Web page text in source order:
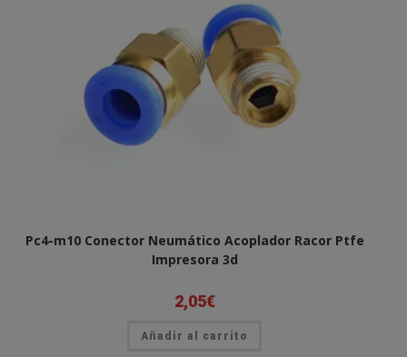
Pc4-m10 Conector Neumático Acoplador Racor Ptfe
Impresora 3d
2,05€
Añadir al carrito